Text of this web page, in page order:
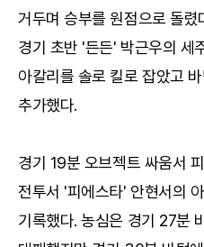
거두며 승부를 원점으로 돌
경기 초반 '든든' 박근우의 세
아칼리를 솔로 킬로 잡았고
추가했다.
경기 19분 오브젝트 싸움서
전투서 '피에스타' 안현서의
기록했다. 농심은 경기 27분